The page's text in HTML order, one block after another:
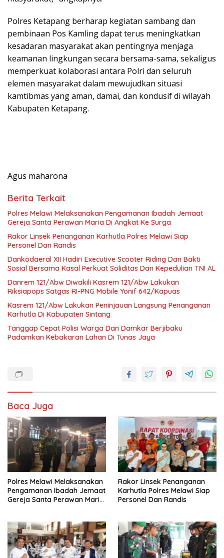
Polres Ketapang berharap kegiatan sambang dan
pembinaan Pos Kamling dapat terus meningkatkan
kesadaran masyarakat akan pentingnya menjaga
keamanan lingkungan secara bersama-sama, sekaligus
memperkuat kolaborasi antara Polri dan seluruh
elemen masyarakat dalam mewujudkan situasi
kamtibmas yang aman, damai, dan kondusif di wilayah
Kabupaten Ketapang.
Agus maharona
Berita Terkait
Polres Melawi Melaksanakan Pengamanan Ibadah Jemaat
Gereja Santa Perawan Maria Di Angkat Ke Surga
Rakor Linsek Penanganan Karhutla Polres Melawi Siap
Personel Dan Randis
Dankodaeral XII Hadiri Executive Scooter Riding Dan Bakti
Sosial Bersama Kasal Perkuat Soliditas Dan Kepedulian TNI AL
Danrem 121/Abw Diwakili Kasrem 121/Abw Lakukan
Riksiapops Satgas RI-PNG Mobile Yonif 642/Kapuas
Kasrem 121/Abw Lakukan Peninjauan Langsung Penanganan
Karhutla Di Kabupaten Sintang
Tanggap Cepat Polisi Warga Dan Damkar Berjibaku
Padamkan Kebakaran Lahan Di Tunas Jaya
Baca Juga
Polres Melawi Melaksanakan
Pengamanan Ibadah Jemaat
Gereja Santa Perawan Maria
Rakor Linsek Penanganan
Karhutla Polres Melawi Siap
Personel Dan Randis